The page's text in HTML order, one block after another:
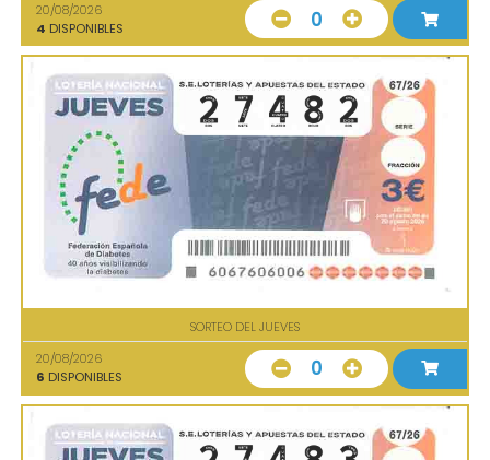
20/08/2026
4 DISPONIBLES 0
SORTEO DEL JUEVES
20/08/2026
6 DISPONIBLES 0